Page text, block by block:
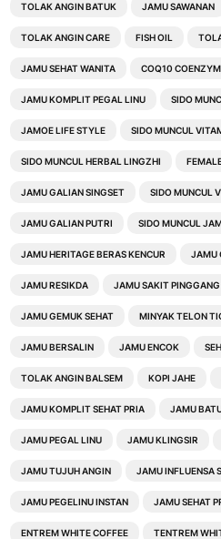
TOLAK ANGIN BATUK JAMU SAWANAN
TOLAK ANGIN CARE FISH OIL
JAMU SEHAT WANITA COQ10
JAMU KOMPLIT PEGAL LINU SIDO
JAMOE LIFE STYLE SIDO MUNCUL
SIDO MUNCUL HERBAL LINGZHI
JAMU GALIAN SINGSET SIDO MUNCUL
JAMU GALIAN PUTRI SIDO MUNCUL
JAMU HERITAGE BERAS KENCUR JAMU
JAMU RESIKDA JAMU SAKIT PINGGANG
JAMU GEMUK SEHAT MINYAK TELON
JAMU BERSALIN JAMU ENCOK
TOLAK ANGIN BALSEM KOPI JAHE
JAMU KOMPLIT SEHAT PRIA JAMU
JAMU PEGAL LINU JAMU KLINGSIR
JAMU TUJUH ANGIN JAMU INFLUENSA
JAMU PEGELINU INSTAN JAMU SEHAT
ENTREM WHITE COFFEE TENTREM